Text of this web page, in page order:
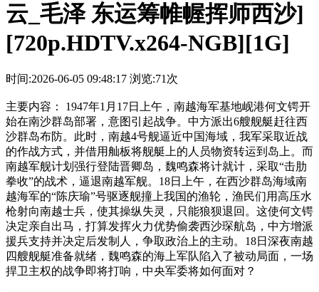
云_毛泽 东运筹帷幄挥师西沙]
[720p.HDTV.x264-NGB][1G]
时间:2026-06-05 09:48:17 浏览:71次
主要内容： 1947年1月17日上午，南越海军基地岘港何文锷开
始在南沙群岛部署，意图引起战争。中方派出6艘舰艇赶往西
沙群岛布防。此时，南越4号舰逼近中国海域，我军采取近战
的作战方式，并借用舢板将舰艇上的人员物资转运到岛上。而
南越军舰计划强行登陆晋卿岛，魏鸣森将计就计，采取“击肋
拳收”的战术，逼退南越军舰。18日上午，在西沙群岛海域南
越海军的“陈庆瑜”号驱逐舰撞上我国的渔轮，渔民们用高压水
枪射向南越士兵，使其操纵失灵，只能狼狈退回。这使何文锷
决定亲自出马，打算发挥火力优势偷袭西沙琛航岛，中方增派
援兵支持并决定后发制人，争取政治上的主动。18日深夜南越
四艘舰艇准备就绪，魏鸣森的海上军队陷入了被动局面，一场
捍卫主权的战争即将打响，中央军委将如何面对？